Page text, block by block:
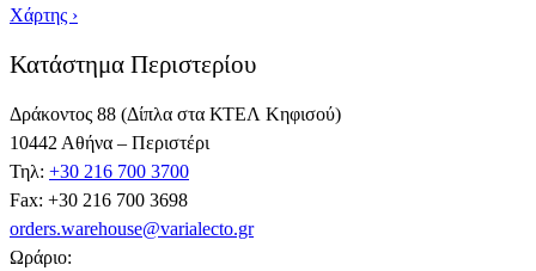
Χάρτης ›
Κατάστημα Περιστερίου
Δράκοντος 88 (Δίπλα στα ΚΤΕΛ Κηφισού)
10442 Αθήνα – Περιστέρι
Τηλ: +30 216 700 3700
Fax: +30 216 700 3698
orders.warehouse@varialecto.gr
Ωράριο: